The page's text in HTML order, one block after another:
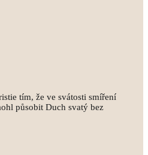
tím, že ve svátosti smíření
působit Duch svatý bez